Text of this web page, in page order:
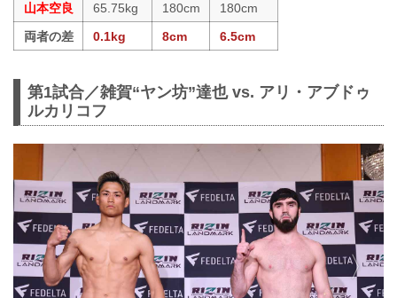
山本空良
65.75kg 180cm
180cm
両者の差
0.1kg 8cm 6.5cm
第1試合／雑賀“ヤン坊”達也 vs. アリ・アブドゥ
ルカリコフ